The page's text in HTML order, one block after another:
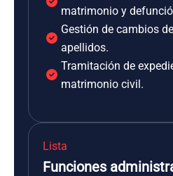
matrimonio y
Gestión de cambios
apellidos.
Tramitación de
matrimonio civil.
Lista
Funciones